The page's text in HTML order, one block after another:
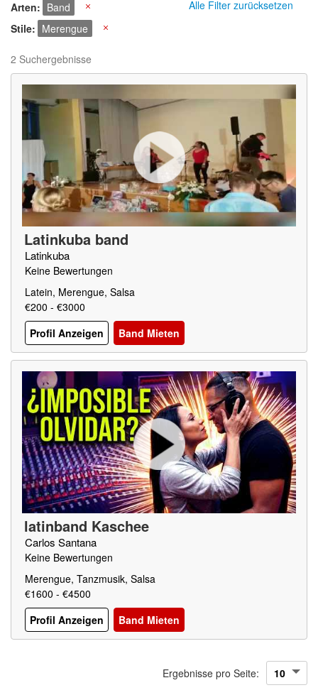
Alle Filter zurücksetzen
Arten Band
Stile
Merengue
2 Suchergebnisse
Latinkuba band
Latinkuba
Keine Bewertungen
Latein, Merengue, Salsa
€200 - €3000
Profil Anzeigen
Band Mieten
latinband Kaschee
Carlos Santana
Keine Bewertungen
Merengue, Tanzmusik, Salsa
€1600 - €4500
Profil Anzeigen
Band Mieten
Ergebnisse pro Seite: